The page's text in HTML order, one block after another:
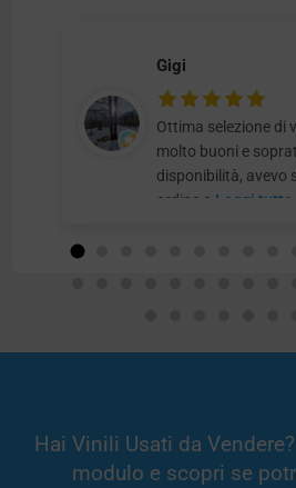
Gigi
Ottima selezione di
molto buoni e
disponibilità, avevo
ordine e Leggi tutto
Hai Vinili Usati da
modulo e scopri se